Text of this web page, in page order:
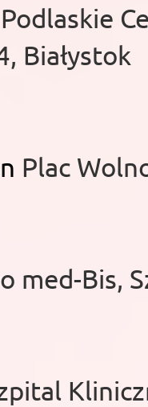
Białystok
Plac
med-Bis,